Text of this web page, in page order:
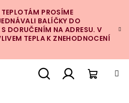
PROSÍME
BALÍČKY DO
DORUČENÍM NA ADRESU. V
TEPLA K ZNEHODNOCENÍ